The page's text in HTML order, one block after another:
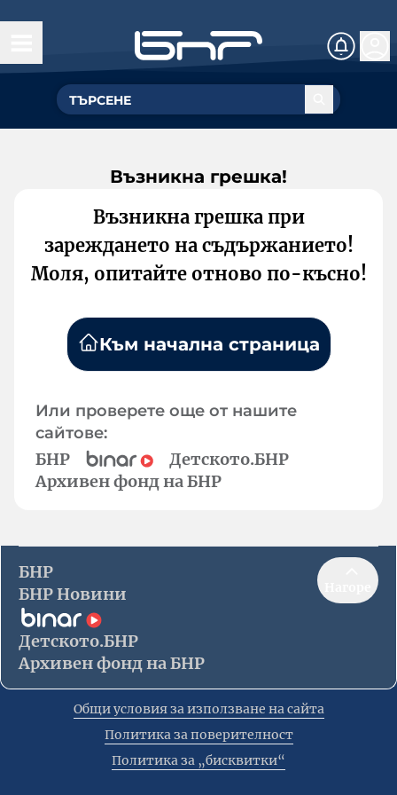
Възникна грешка!
Възникна грешка при
зареждането на съдържанието!
Моля, опитайте отново по-късно!
Към начална страница
Или проверете още от нашите
сайтове:
БНР
Детското.БНР
Архивен фонд на БНР
БНР
БНР Новини
Детското.БНР
Архивен фонд на БНР
Общи условия за използване на сайта
Политика за поверителност
Политика за „бисквитки“